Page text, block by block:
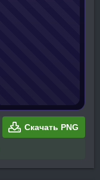
Скачать PNG